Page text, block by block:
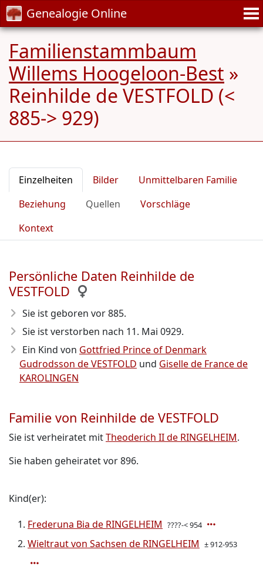
Genealogie Online
Familienstammbaum
Willems Hoogeloon-Best »
Reinhilde de VESTFOLD (<
885-> 929)
Einzelheiten Bilder
Unmittelbaren Familie
Beziehung
Quellen
Vorschläge
Kontext
Persönliche Daten Reinhilde de
VESTFOLD
Sie ist geboren vor 885.
Sie ist verstorben nach 11. Mai 0929.
Ein Kind von Gottfried Prince of Denmark
Gudrodsson de VESTFOLD und Giselle de France de
KAROLINGEN
Familie von Reinhilde de VESTFOLD
Sie ist verheiratet mitTheoderich II de RINGELHEIM.
Sie haben geheiratet vor 896.
Kind(er):
Frederuna Bia de RINGELHEIM ????-< 954
Wieltraut von Sachsen de RINGELHEIM ± 912-953